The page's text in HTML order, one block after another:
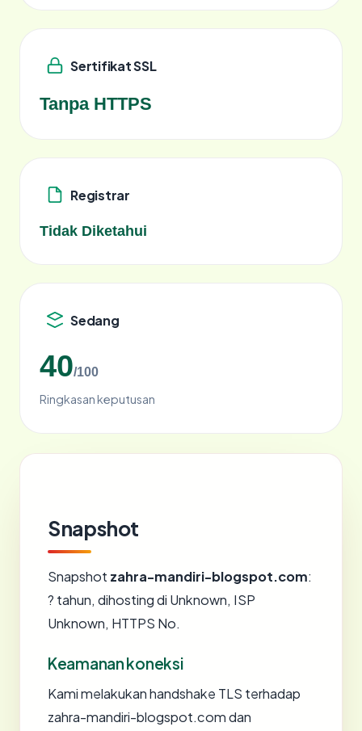
Sertifikat SSL
Tanpa HTTPS
Registrar
Tidak Diketahui
Sedang
40/100
Ringkasan keputusan
Snapshot
Snapshot zahra-mandiri-blogspot.com:
? tahun, dihosting di Unknown, ISP
Unknown, HTTPS No.
Keamanan koneksi
Kami melakukan handshake TLS terhadap
zahra-mandiri-blogspot.com dan